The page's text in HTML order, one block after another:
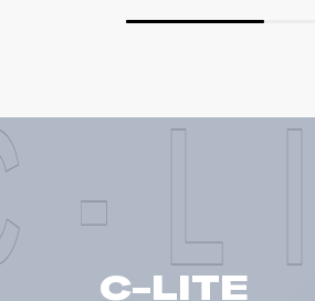
C-LITE